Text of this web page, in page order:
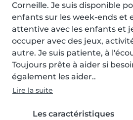
Corneille. Je suis disponible
enfants sur les week-ends et
attentive avec les enfants et
occuper avec des jeux,
autre. Je suis patiente, à
Toujours prête à aider si
également les aider..
Lire la suite
Les caractéristiques